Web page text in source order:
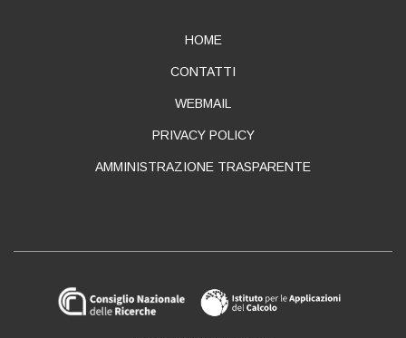
HOME
CONTATTI
WEBMAIL
PRIVACY POLICY
AMMINISTRAZIONE TRASPARENTE